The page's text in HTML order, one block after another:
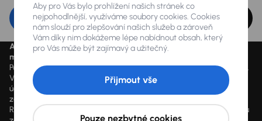
Upravit filtr
Aktuálně platné ceny jsou uvedeny nawww.aaaauto.cz
možné využít od 14.3.2020 do odvolání.
Podmínky spotřebitelského úvěru u konkrétního vozu se mohou lišit.
Výpočet splátky je orientační a závisí na konkrétních vstupních
údajích a individuálních podmínkách financování poskytnutých
zákazníkovi jim zvoleným obchodním partnerem. Vyšší hodnoty
RPSN mohou být důsledkem využití marketingových akcí dle výběru
Aby pro Vás bylo prohlížení našich stránek co
nejpohodlnější, využíváme soubory cookies. Cookies
nám slouží pro zlepšování našich služeb a zároveň
Vám díky nim dokážeme lépe nabídnout obsah, který
pro Vás může být zajímavý a užitečný.
Pouze nezbytné cookies
Přijmout vše